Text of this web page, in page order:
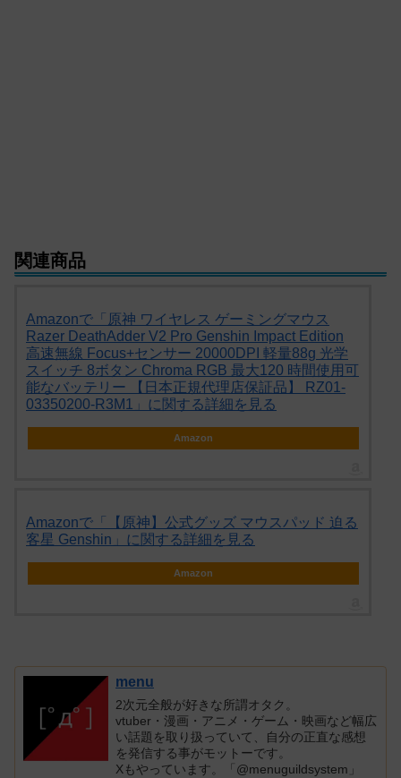
関連商品
Amazonで「原神 ワイヤレス ゲーミングマウス
Razer DeathAdder V2 Pro Genshin Impact Edition
高速無線 Focus+センサー 20000DPI 軽量88g 光学
スイッチ 8ボタン Chroma RGB 最大120 時間使用可
能なバッテリー 【日本正規代理店保証品】 RZ01-
03350200-R3M1」に関する詳細を見る
Amazon
Amazonで「【原神】公式グッズ マウスパッド 迫る
客星 Genshin」に関する詳細を見る
Amazon
menu
2次元全般が好きな所謂オタク。
vtuber・漫画・アニメ・ゲーム・映画など幅広
い話題を取り扱っていて、自分の正直な感想
を発信する事がモットーです。
Xもやっています。「@menuguildsystem」